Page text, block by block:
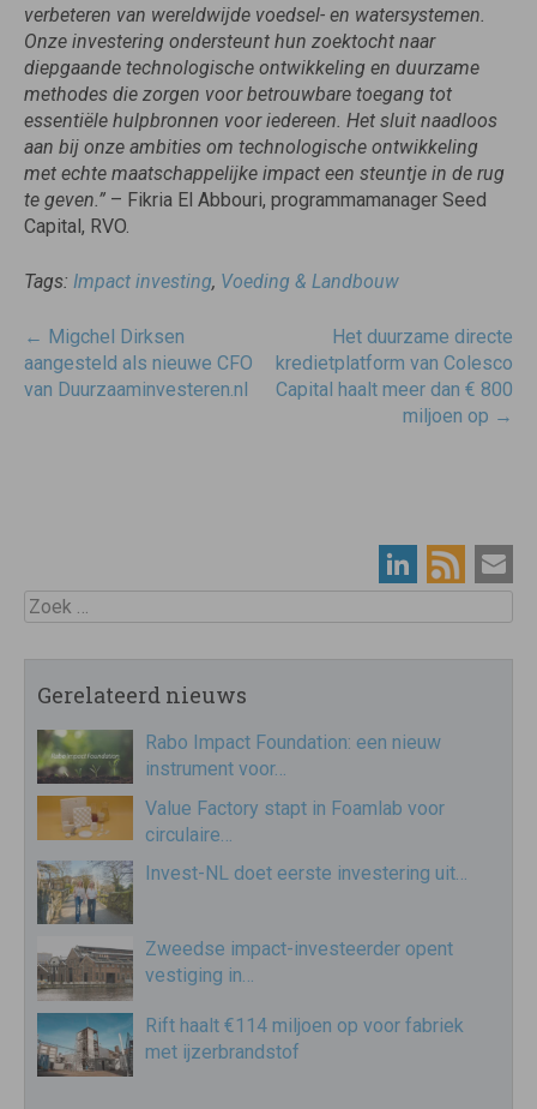
verbeteren van wereldwijde voedsel- en watersystemen.
Onze investering ondersteunt hun zoektocht naar
diepgaande technologische ontwikkeling en duurzame
methodes die zorgen voor betrouwbare toegang tot
essentiële hulpbronnen voor iedereen. Het sluit naadloos
aan bij onze ambities om technologische ontwikkeling
met echte maatschappelijke impact een steuntje in de rug
te geven.” – Fikria El Abbouri, programmamanager Seed
Capital, RVO.
Tags: Impact investing, Voeding & Landbouw
Post
navigatie
← Migchel Dirksen
aangesteld als nieuwe CFO
van Duurzaaminvesteren.nl
Het duurzame directe
kredietplatform van Colesco
Capital haalt meer dan € 800
miljoen op →
Zoek
Gerelateerd nieuws
Rabo Impact Foundation: een nieuw
instrument voor…
Value Factory stapt in Foamlab voor
circulaire…
Invest-NL doet eerste investering uit…
Zweedse impact-investeerder opent
vestiging in…
Rift haalt €114 miljoen op voor fabriek
met ijzerbrandstof